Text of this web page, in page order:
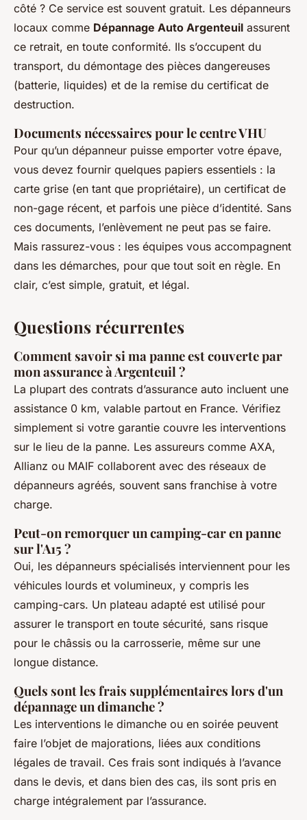
côté ? Ce service est souvent gratuit. Les dépanneurs
locaux comme Dépannage Auto Argenteuil assurent
ce retrait, en toute conformité. Ils s’occupent du
transport, du démontage des pièces dangereuses
(batterie, liquides) et de la remise du certificat de
destruction.
Documents nécessaires pour le centre VHU
Pour qu’un dépanneur puisse emporter votre épave,
vous devez fournir quelques papiers essentiels : la
carte grise (en tant que propriétaire), un certificat de
non-gage récent, et parfois une pièce d’identité. Sans
ces documents, l’enlèvement ne peut pas se faire.
Mais rassurez-vous : les équipes vous accompagnent
dans les démarches, pour que tout soit en règle. En
clair, c’est simple, gratuit, et légal.
Questions récurrentes
Comment savoir si ma panne est couverte par
mon assurance à Argenteuil ?
La plupart des contrats d’assurance auto incluent une
assistance 0 km, valable partout en France. Vérifiez
simplement si votre garantie couvre les interventions
sur le lieu de la panne. Les assureurs comme AXA,
Allianz ou MAIF collaborent avec des réseaux de
dépanneurs agréés, souvent sans franchise à votre
charge.
Peut-on remorquer un camping-car en panne
sur l'A15 ?
Oui, les dépanneurs spécialisés interviennent pour les
véhicules lourds et volumineux, y compris les
camping-cars. Un plateau adapté est utilisé pour
assurer le transport en toute sécurité, sans risque
pour le châssis ou la carrosserie, même sur une
longue distance.
Quels sont les frais supplémentaires lors d'un
dépannage un dimanche ?
Les interventions le dimanche ou en soirée peuvent
faire l’objet de majorations, liées aux conditions
légales de travail. Ces frais sont indiqués à l’avance
dans le devis, et dans bien des cas, ils sont pris en
charge intégralement par l’assurance.